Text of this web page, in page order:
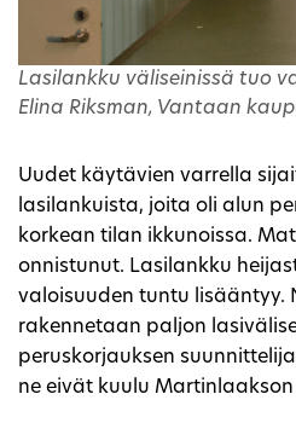
Lasilankku väliseinissä tuo
Elina Riksman, Vantaan
Uudet käytävien varrella
lasilankuista, joita oli alun
korkean tilan ikkunoissa.
onnistunut. Lasilankku
valoisuuden tuntu lisääntyy.
rakennetaan paljon
peruskorjauksen
ne eivät kuulu Martinlaakson